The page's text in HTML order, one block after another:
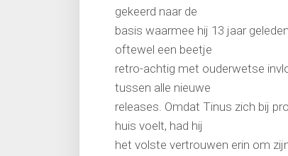
gekeerd naar de
basis waarmee hij 13 jaar
oftewel een beetje
retro-achtig met ouderwetse
tussen alle nieuwe
releases. Omdat Tinus zich bij
huis voelt, had hij
het volste vertrouwen erin om